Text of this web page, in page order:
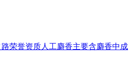
荣誉资质人工麝香主要含麝香中成